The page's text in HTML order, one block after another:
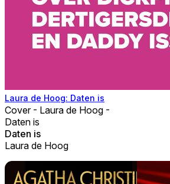
Laura de Hoog: Daten is
Cover - Laura de Hoog -
Daten is
Daten is
Laura de Hoog